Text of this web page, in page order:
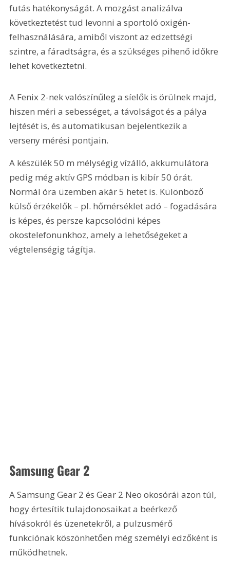
futás hatékonyságát. A mozgást analizálva
következtetést tud levonni a sportoló oxigén-
felhasználására, amiből viszont az edzettségi
szintre, a fáradtságra, és a szükséges pihenő időkre
lehet következtetni.
A Fenix 2-nek valószínűleg a síelők is örülnek majd,
hiszen méri a sebességet, a távolságot és a pálya
lejtését is, és automatikusan bejelentkezik a
verseny mérési pontjain.
A készülék 50 m mélységig vízálló, akkumulátora
pedig még aktív GPS módban is kibír 50 órát.
Normál óra üzemben akár 5 hetet is. Különböző
külső érzékelők – pl. hőmérséklet adó – fogadására
is képes, és persze kapcsolódni képes
okostelefonunkhoz, amely a lehetőségeket a
végtelenségig tágítja.
Samsung Gear 2
A Samsung Gear 2 és Gear 2 Neo okosórái azon túl,
hogy értesítik tulajdonosaikat a beérkező
hívásokról és üzenetekről, a pulzusmérő
funkciónak köszönhetően még személyi edzőként is
működhetnek.